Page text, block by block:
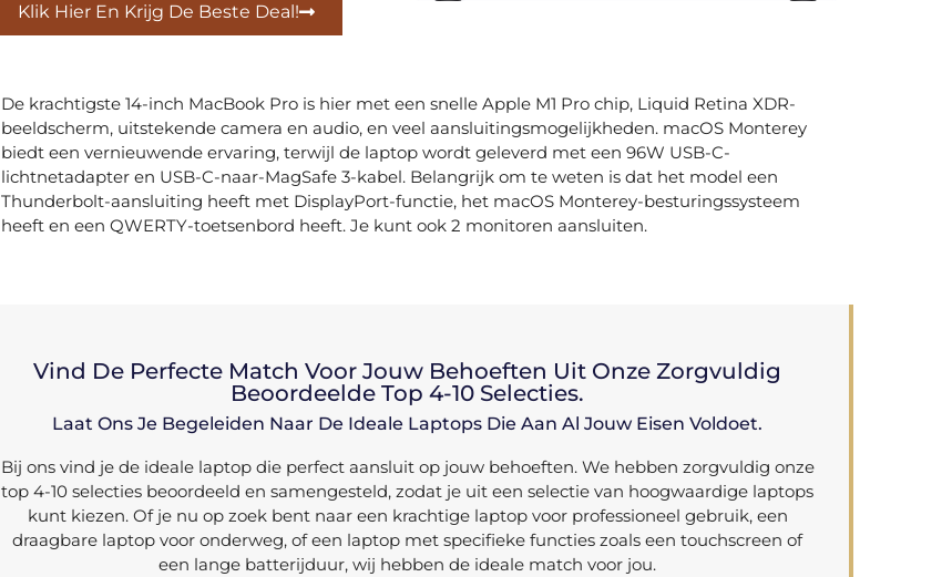
Klik Hier En Krijg De Beste Deal!
De krachtigste 14-inch MacBook Pro is hier met een snelle Apple M1 Pro chip, Liquid Retina XDR-
beeldscherm, uitstekende camera en audio, en veel aansluitingsmogelijkheden. macOS Monterey
biedt een vernieuwende ervaring, terwijl de laptop wordt geleverd met een 96W USB-C-
lichtnetadapter en USB-C-naar-MagSafe 3-kabel. Belangrijk om te weten is dat het model een
Thunderbolt-aansluiting heeft met DisplayPort-functie, het macOS Monterey-besturingssysteem
heeft en een QWERTY-toetsenbord heeft. Je kunt ook 2 monitoren aansluiten.
Vind De Perfecte Match Voor Jouw Behoeften Uit Onze Zorgvuldig
Beoordeelde Top 4-10 Selecties.
Laat Ons Je Begeleiden Naar De Ideale Laptops Die Aan Al Jouw Eisen Voldoet.
Bij ons vind je de ideale laptop die perfect aansluit op jouw behoeften. We hebben zorgvuldig onze
top 4-10 selecties beoordeeld en samengesteld, zodat je uit een selectie van hoogwaardige laptops
kunt kiezen. Of je nu op zoek bent naar een krachtige laptop voor professioneel gebruik, een
draagbare laptop voor onderweg, of een laptop met specifieke functies zoals een touchscreen of
een lange batterijduur, wij hebben de ideale match voor jou.